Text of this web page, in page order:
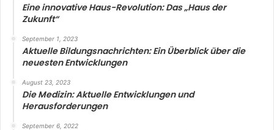
Eine innovative Haus-Revolution: Das „Haus der
Zukunft“
September 1, 2023
Aktuelle Bildungsnachrichten: Ein Überblick über die
neuesten Entwicklungen
August 23, 2023
Die Medizin: Aktuelle Entwicklungen und
Herausforderungen
September 6, 2022